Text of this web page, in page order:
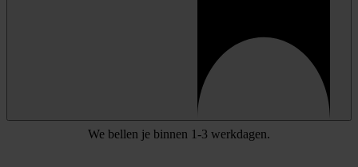
We bellen je binnen 1-3 werkdagen.